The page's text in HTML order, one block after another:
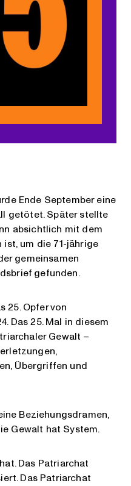
Ende September eine
getötet. Später stellte
absichtlich mit dem
ist, um die 71-jährige
gemeinsamen
gefunden.
25. Opfer von
Das 25. Mal in diesem
Gewalt –
Übergriffen und
Beziehungsdramen,
Gewalt hat System.
Das Patriarchat
Das Patriarchat